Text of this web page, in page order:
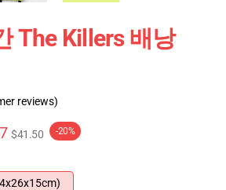
The Killers 배낭
reviews)
$41.50 -20%